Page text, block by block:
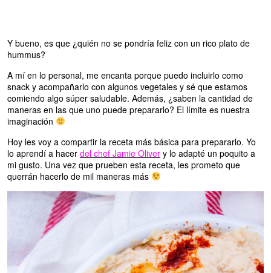
Y bueno, es que ¿quién no se pondría feliz con un rico plato de
hummus?
A mí en lo personal, me encanta porque puedo incluirlo como
snack y acompañarlo con algunos vegetales y sé que estamos
comiendo algo súper saludable. Además, ¿saben la cantidad de
maneras en las que uno puede prepararlo? El límite es nuestra
imaginación
Hoy les voy a compartir la receta más básica para prepararlo. Yo
lo aprendí a hacer del chef Jamie Oliver y lo adapté un poquito a
mi gusto. Una vez que prueben esta receta, les prometo que
querrán hacerlo de mil maneras más